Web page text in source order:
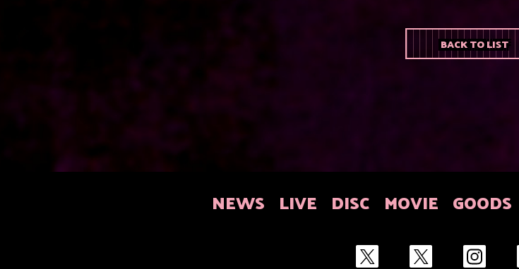
BACK TO LIST
NEWS LIVE DISC MOVIE GOODS